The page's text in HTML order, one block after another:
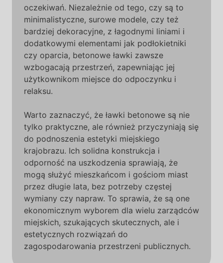
oczekiwań. Niezależnie od tego, czy są to
minimalistyczne, surowe modele, czy też
bardziej dekoracyjne, z łagodnymi liniami i
dodatkowymi elementami jak podłokietniki
czy oparcia, betonowe ławki zawsze
wzbogacają przestrzeń, zapewniając jej
użytkownikom miejsce do odpoczynku i
relaksu.
Warto zaznaczyć, że ławki betonowe są nie
tylko praktyczne, ale również przyczyniają się
do podnoszenia estetyki miejskiego
krajobrazu. Ich solidna konstrukcja i
odporność na uszkodzenia sprawiają, że
mogą służyć mieszkańcom i gościom miast
przez długie lata, bez potrzeby częstej
wymiany czy napraw. To sprawia, że są one
ekonomicznym wyborem dla wielu zarządców
miejskich, szukających skutecznych, ale i
estetycznych rozwiązań do
zagospodarowania przestrzeni publicznych.